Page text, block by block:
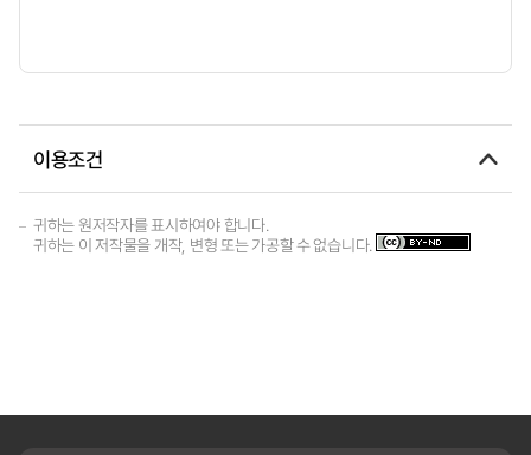
이용조건
귀하는 원저작자를 표시하여야 합니다.
귀하는 이 저작물을 개작, 변형 또는 가공할 수 없습니다.